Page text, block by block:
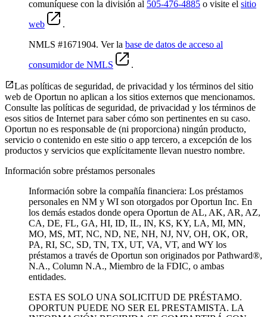
comuníquese con la división al 505-476-4885 o visite el sitio
web
.
NMLS #1671904. Ver la base de datos de acceso al
consumidor de NMLS
.
Las políticas de seguridad, de privacidad y los términos del sitio
web de Oportun no aplican a los sitios externos que mencionamos.
Consulte las políticas de seguridad, de privacidad y los términos de
esos sitios de Internet para saber cómo son pertinentes en su caso.
Oportun no es responsable de (ni proporciona) ningún producto,
servicio o contenido en este sitio o app tercero, a excepción de los
productos y servicios que explícitamente llevan nuestro nombre.
Información sobre préstamos personales
Información sobre la compañía financiera: Los préstamos
personales en NM y WI son otorgados por Oportun Inc. En
los demás estados donde opera Oportun de AL, AK, AR, AZ,
CA, DE, FL, GA, HI, ID, IL, IN, KS, KY, LA, MI, MN,
MO, MS, MT, NC, ND, NE, NH, NJ, NV, OH, OK, OR,
PA, RI, SC, SD, TN, TX, UT, VA, VT, and WY los
préstamos a través de Oportun son originados por Pathward®,
N.A., Column N.A., Miembro de la FDIC, o ambas
entidades.
ESTA ES SOLO UNA SOLICITUD DE PRÉSTAMO.
OPORTUN PUEDE NO SER EL PRESTAMISTA. LA